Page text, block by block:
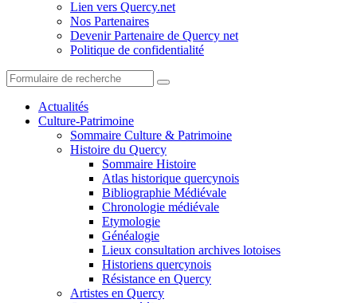
Lien vers Quercy.net
Nos Partenaires
Devenir Partenaire de Quercy net
Politique de confidentialité
Search
Actualités
Culture-Patrimoine
Sommaire Culture & Patrimoine
Histoire du Quercy
Sommaire Histoire
Atlas historique quercynois
Bibliographie Médiévale
Chronologie médiévale
Etymologie
Généalogie
Lieux consultation archives lotoises
Historiens quercynois
Résistance en Quercy
Artistes en Quercy